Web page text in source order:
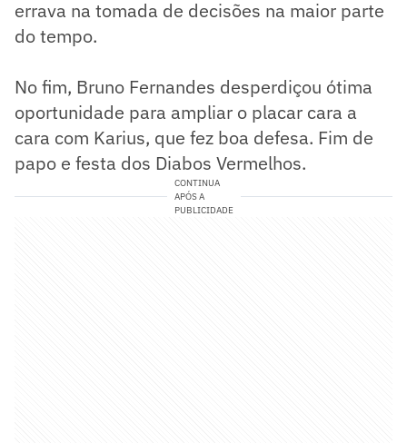
errava na tomada de decisões na maior parte
do tempo.
No fim, Bruno Fernandes desperdiçou ótima
oportunidade para ampliar o placar cara a
cara com Karius, que fez boa defesa. Fim de
papo e festa dos Diabos Vermelhos.
CONTINUA
APÓS A
PUBLICIDADE